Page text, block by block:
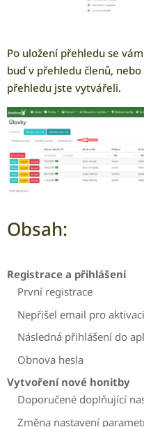
Po uložení přehledu se
buď v přehledu členů,
přehledu jste vytvářeli.
Obsah:
Registrace a přihlášení
První registrace
Nepřišel email pro
Následná přihlášení do
Obnova hesla
Vytvoření nové honitby
Doporučené doplňující
Změna nastavení